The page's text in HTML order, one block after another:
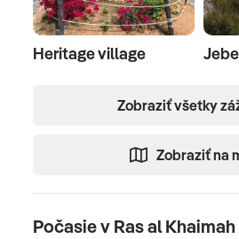
Heritage village
Zobraziť všetky
Zobraziť na
Počasie v Ras al Khaimah